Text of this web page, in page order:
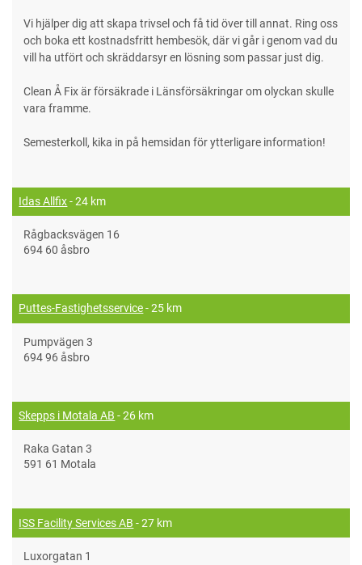
Vi hjälper dig att skapa trivsel och få tid över till annat. Ring oss
och boka ett kostnadsfritt hembesök, där vi går i genom vad du
vill ha utfört och skräddarsyr en lösning som passar just dig.
Clean Å Fix är försäkrade i Länsförsäkringar om olyckan skulle
vara framme.
Semesterkoll, kika in på hemsidan för ytterligare information!
Idas Allfix- 24 km
Rågbacksvägen 16
694 60 åsbro
Puttes-Fastighetsservice- 25 km
Pumpvägen 3
694 96 åsbro
Skepps i Motala AB - 26 km
Raka Gatan 3
591 61 Motala
ISS Facility Services AB - 27 km
Luxorgatan 1